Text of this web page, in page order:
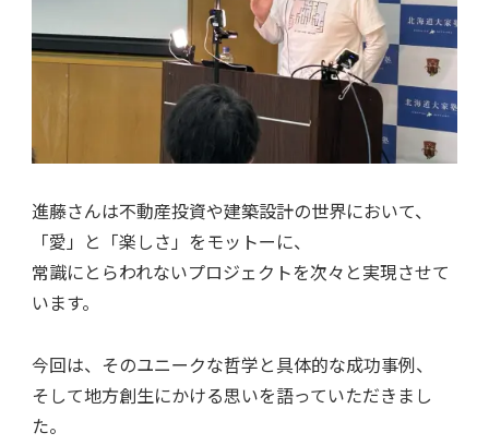
進藤さんは不動産投資や建築設計の世界において、
「愛」と「楽しさ」をモットーに、
常識にとらわれないプロジェクトを次々と実現させて
います。
今回は、そのユニークな哲学と具体的な成功事例、
そして地方創生にかける思いを語っていただきまし
た。